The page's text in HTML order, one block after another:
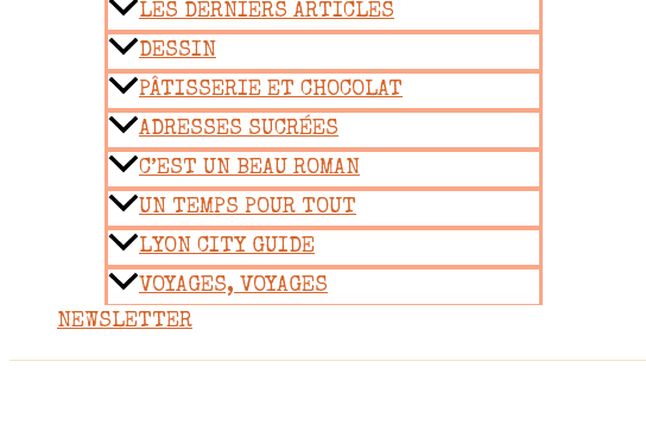
LES DERNIERS ARTICLES
DESSIN
PÂTISSERIE ET CHOCOLAT
ADRESSES SUCRÉES
C’EST UN BEAU ROMAN
UN TEMPS POUR TOUT
LYON CITY GUIDE
VOYAGES, VOYAGES
NEWSLETTER